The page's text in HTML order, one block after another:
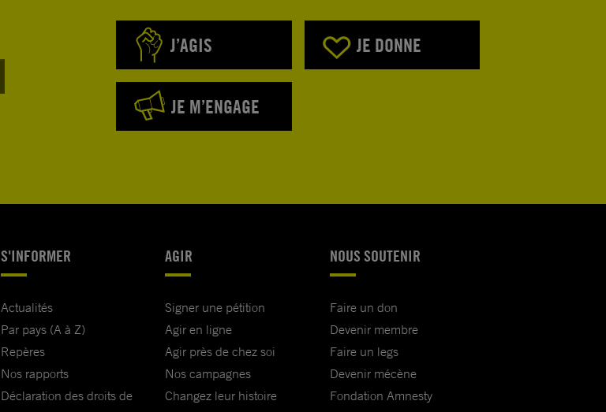
J’AGIS JE DONNE
JE M’ENGAGE
S'INFORMER
Actualités
Par pays (A à Z)
Repères
Nos rapports
Déclaration des droits de
AGIR
Signer une pétition
Agir en ligne
Agir près de chez soi
Nos campagnes
Changez leur histoire
NOUS SOUTENIR
Faire un don
Devenir membre
Faire un legs
Devenir mécène
Fondation Amnesty